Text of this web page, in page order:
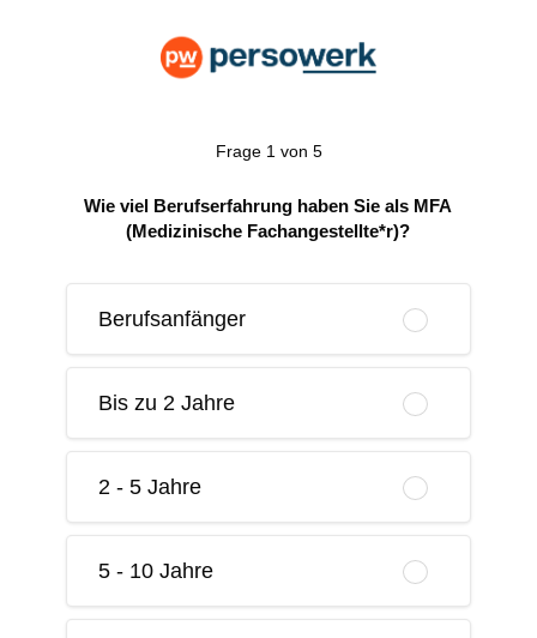
Frage 1 von 5
Wie viel Berufserfahrung haben Sie als MFA
(Medizinische Fachangestellte*r)?
Berufsanfänger
Bis zu 2 Jahre
2 - 5 Jahre
5 - 10 Jahre